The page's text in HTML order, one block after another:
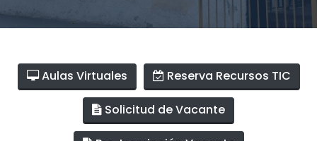
Aulas Virtuales Reserva Recursos TIC
Solicitud de Vacante